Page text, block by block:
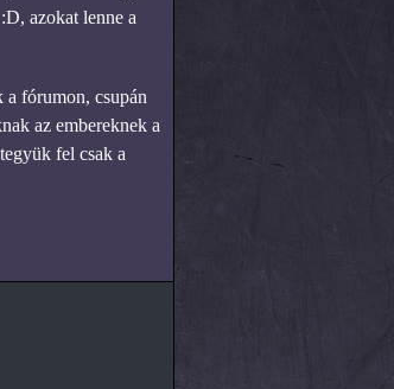
azokat lenne a
fórumon, csupán
az embereknek a
fel csak a